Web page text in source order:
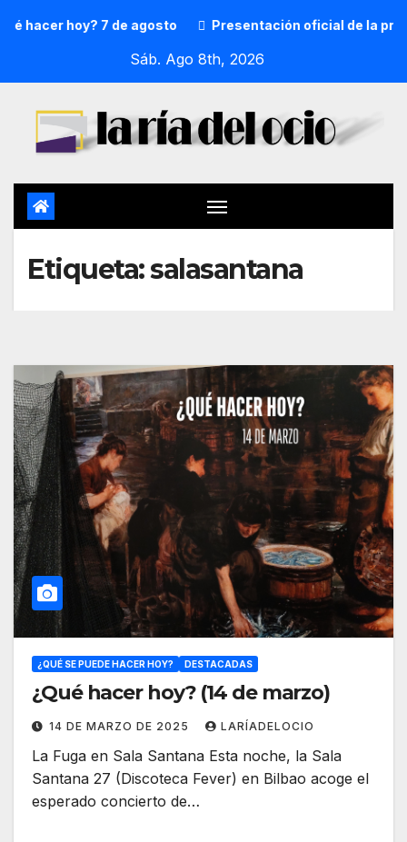
hacer hoy? 7 de agosto Presentación oficial de la
Sáb. Ago 8th, 2026
Etiqueta:salasantana
¿QUÉ SE PUEDE HACER HOY? DESTACADAS
¿Qué hacer hoy? (14 de marzo)
14 DE MARZO DE 2025 LARÍADELOCIO
La Fuga en Sala Santana Esta noche, la Sala
Santana 27 (Discoteca Fever) en Bilbao acoge el
esperado concierto de…